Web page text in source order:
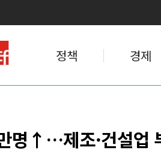
정책 경제
명↑…제조·건설업